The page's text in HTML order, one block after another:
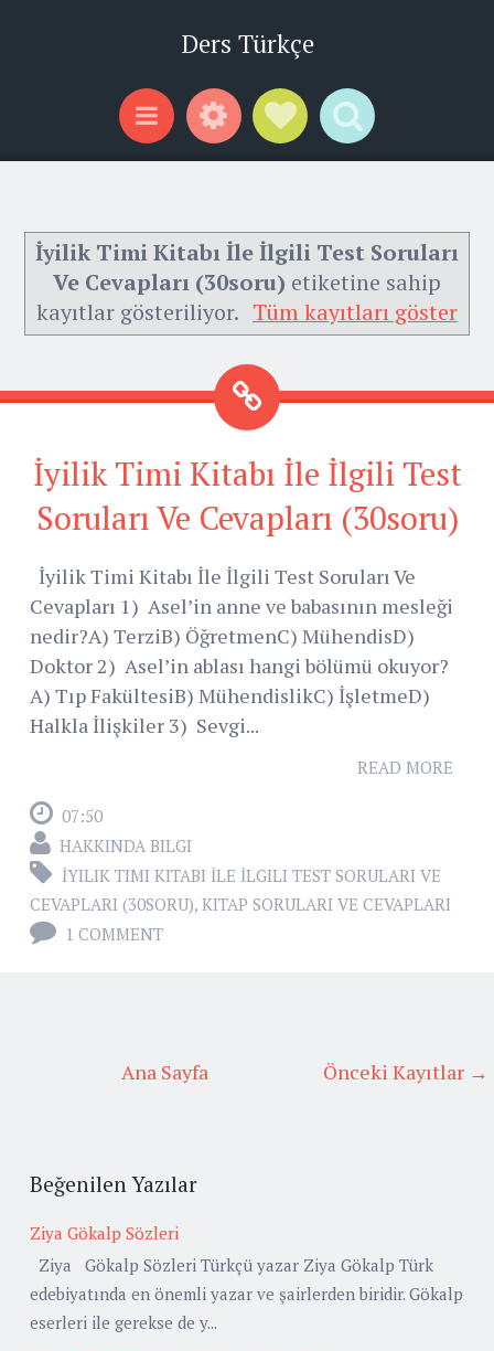
Ders Türkçe
Menu WidgetsSocial Links
Search
İyilik Timi Kitabı İle İlgili Test Soruları
Ve Cevapları (30soru) etiketine sahip
kayıtlar gösteriliyor. Tüm kayıtları göster
İyilik Timi Kitabı İle İlgili Test
Soruları Ve Cevapları (30soru)
İyilik Timi Kitabı İle İlgili Test Soruları Ve
Cevapları 1) Asel’in anne ve babasının mesleği
nedir?A) TerziB) ÖğretmenC) MühendisD)
Doktor 2) Asel’in ablası hangi bölümü okuyor?
A) Tıp FakültesiB) MühendislikC) İşletmeD)
Halkla İlişkiler 3) Sevgi...
READ MORE
07:50
HAKKINDA BILGI
İYILIK TIMI KITABI İLE İLGILI TEST SORULARI VE
CEVAPLARI (30SORU), KITAP SORULARI VE CEVAPLARI
1 COMMENT
Önceki Kayıtlar →
Ana Sayfa
Beğenilen Yazılar
Ziya Gökalp Sözleri
Ziya Gökalp Sözleri Türkçü yazar Ziya Gökalp Türk
edebiyatında en önemli yazar ve şairlerden biridir. Gökalp
eserleri ile gerekse de y...